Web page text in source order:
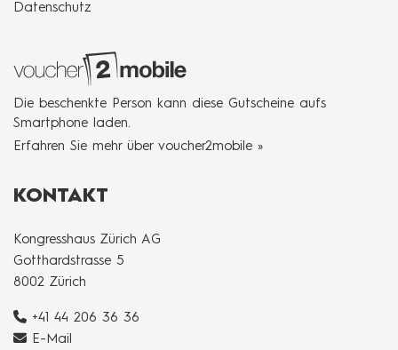
Datenschutz
Die beschenkte Person kann diese Gutscheine aufs
Smartphone laden.
Erfahren Sie mehr über voucher2mobile »
KONTAKT
Kongresshaus Zürich AG
Gotthardstrasse 5
8002 Zürich
+41 44 206 36 36
E-Mail